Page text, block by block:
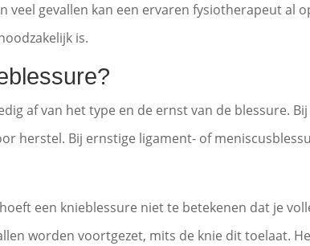
gevallen kan een ervaren fysiotherapeut al
is.
af van het type en de ernst van de blessure.
herstel. Bij ernstige ligament- of
een knieblessure niet te betekenen dat je
worden voortgezet, mits de knie dit toelaat.